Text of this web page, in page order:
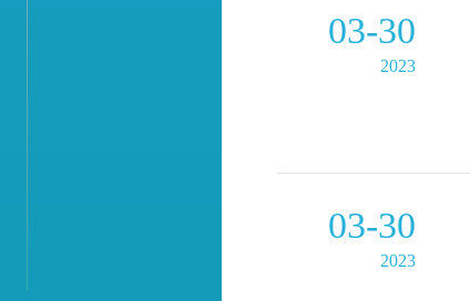
03-30
2023
03-30
2023